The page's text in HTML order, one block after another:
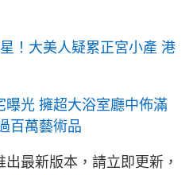
！大美人疑累正宮小產 港
曝光 擁超大浴室廳中佈滿
百萬藝術品
出最新版本，請立即更新，